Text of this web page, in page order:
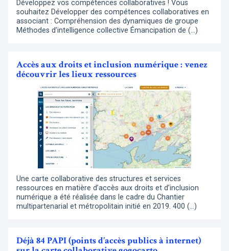
Développez vos compétences collaboratives ! Vous
souhaitez Développer des compétences collaboratives en
associant : Compréhension des dynamiques de groupe
Méthodes d’intelligence collective Émancipation de (…)
Accès aux droits et inclusion numérique : venez
découvrir les lieux ressources
Une carte collaborative des structures et services
ressources en matière d’accès aux droits et d’inclusion
numérique a été réalisée dans le cadre du Chantier
multipartenarial et métropolitain initié en 2019. 400 (…)
Déjà 84 PAPI (points d’accès publics à internet)